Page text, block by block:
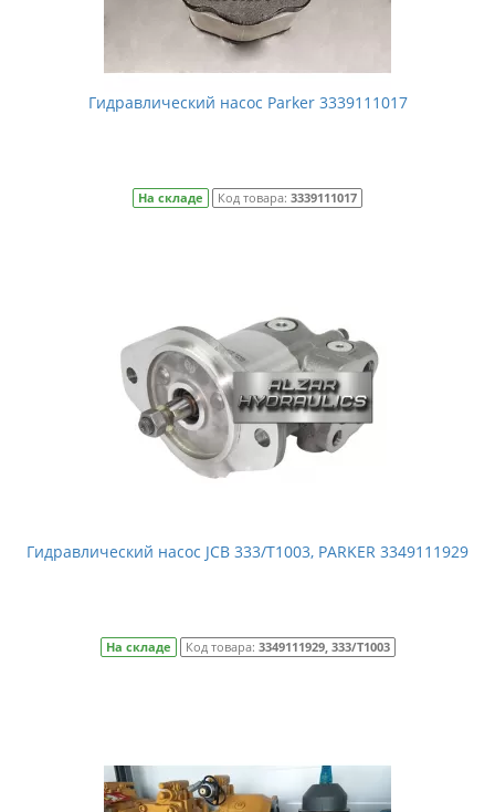
Гидравлический насос Parker 3339111017
На складе Код товара: 3339111017
Гидравлический насос JCB 333/T1003, PARKER 3349111929
На складе Код товара: 3349111929, 333/T1003